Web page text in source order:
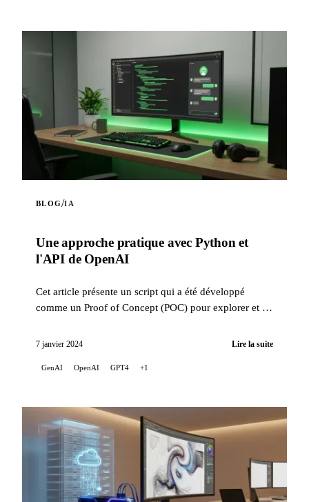
BLOG/IA
Une approche pratique avec Python et
l'API de OpenAI
Cet article présente un script qui a été développé
comme un Proof of Concept (POC) pour explorer et se
7 janvier 2024 Lire la suite
GenAI OpenAI GPT4 +1